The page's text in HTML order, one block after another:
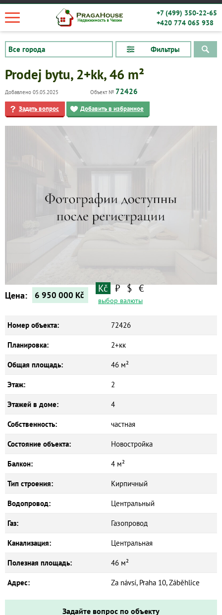
+7 (499) 350-22-65
+420 774 065 938
Фильтры
Квартиры
Prodej bytu, 2+kk, 46 m²
Добавлено 05.05.2025 Объект № 72426
Задать вопрос Добавить в избранное
Цена: 6 950 000 Kč
Kč ₽ $ €
выбор валюты
Номер объекта: 72426
Планировка: 2+кк
Общая площадь: 46 м²
Этаж: 2
Этажей в доме: 4
Собственность: частная
Состояние объекта: Новостройка
Балкон: 4 м²
Тип строения: Кирпичный
Водопровод: Центральный
Газ: Газопровод
Канализация: Центральная
Полезная площадь: 46 м²
Адрес: Za návsí, Praha 10, Záběhlice
Задайте вопрос по объекту